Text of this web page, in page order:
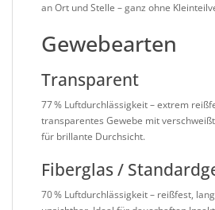
an Ort und Stelle – ganz ohne
Gewebearten
Transparent
77 % Luftdurchlässigkeit – extrem
transparentes Gewebe mit
für brillante Durchsicht.
Fiberglas /
70 % Luftdurchlässigkeit – reißfest,